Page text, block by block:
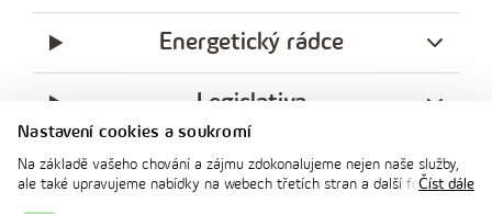
Nastavení cookies a soukromí
Na základě vašeho chování a zájmu zdokonalujeme nejen naše služby,
ale také upravujeme nabídky na webech třetích stran a další formyČíst dále
Energetický rádce
Legislativa
Ochrana soukromí